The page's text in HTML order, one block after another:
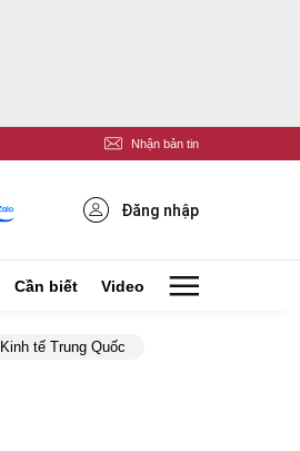
Nhận bản tin
Đăng nhập
Cần biết Video
Kinh tế Trung Quốc